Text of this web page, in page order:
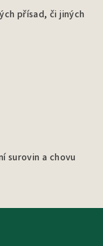
přísad, či jiných
surovin a chovu